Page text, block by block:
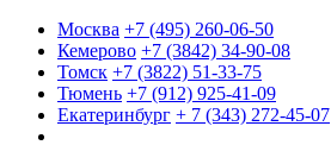
Москва +7 (495) 260-06-50
Кемерово +7 (3842) 34-90-08
Томск +7 (3822) 51-33-75
Тюмень +7 (912) 925-41-09
Екатеринбург + 7 (343) 272-45-07